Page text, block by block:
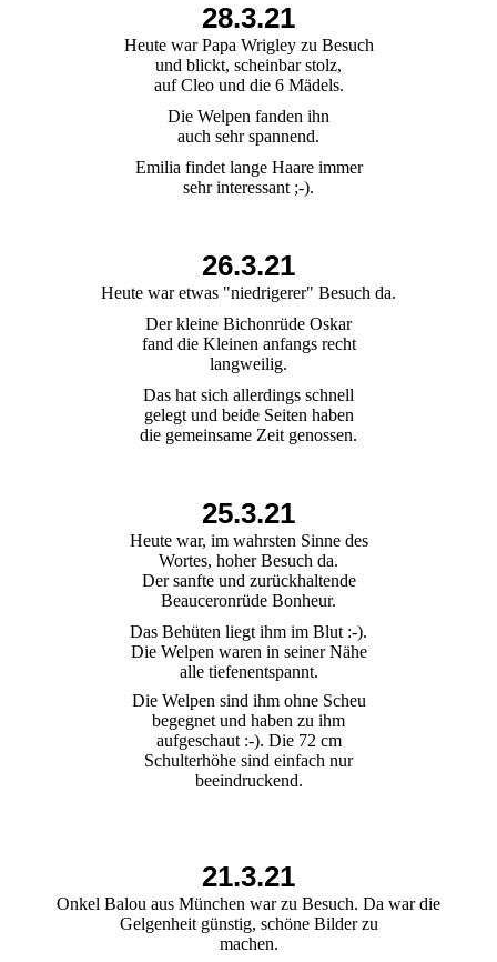
28.3.21
Heute war Papa Wrigley zu Besuch
und blickt, scheinbar stolz,
auf Cleo und die 6 Mädels.
Die Welpen fanden ihn
auch sehr spannend.
Emilia findet lange Haare immer
sehr interessant ;-).
26.3.21
Heute war etwas "niedrigerer" Besuch da.
Der kleine Bichonrüde Oskar
fand die Kleinen anfangs recht
langweilig.
Das hat sich allerdings schnell
gelegt und beide Seiten haben
die gemeinsame Zeit genossen.
25.3.21
Heute war, im wahrsten Sinne des
Wortes, hoher Besuch da.
Der sanfte und zurückhaltende
Beauceronrüde Bonheur.
Das Behüten liegt ihm im Blut :-).
Die Welpen waren in seiner Nähe
alle tiefenentspannt.
Die Welpen sind ihm ohne Scheu
begegnet und haben zu ihm
aufgeschaut :-). Die 72 cm
Schulterhöhe sind einfach nur
beeindruckend.
21.3.21
Onkel Balou aus München war zu Besuch. Da war die
Gelgenheit günstig, schöne Bilder zu
machen.